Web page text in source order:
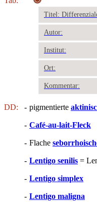
Titel:
Autor:
Institut:
Ort:
Kommentar:
DD: - pigmentierte
- Café-au-lait-Fleck
- Flache
- Lentigo senilis =
- Lentigo simplex
- Lentigo maligna